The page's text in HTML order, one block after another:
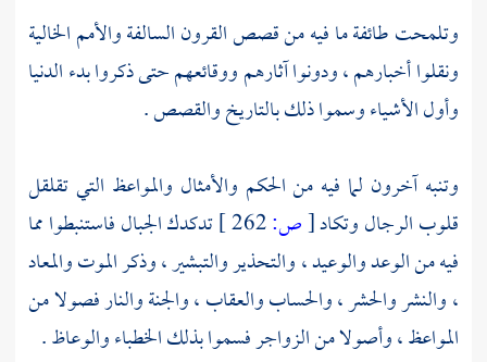
وتلمحت طائفة ما فيه من قصص القرون السالفة والأمم الخالية
ونقلوا أخبارهم ، ودونوا آثارهم ووقائعهم حتى ذكروا بدء الدنيا
وأول الأشياء وسموا ذلك بالتاريخ والقصص .
وتنبه آخرون لما فيه من الحكم والأمثال والمواعظ التي تقلقل
قلوب الرجال وتكاد[ص:
تدكدك الجبال فاستنبطوا مما
فيه من الوعد والوعيد ، والتحذير والتبشير ، وذكر الموت والمعاد
، والنشر والحشر ، والحساب والعقاب ، والجنة والنار فصولا من
المواعظ ، وأصولا من الزواجر فسموا بذلك الخطباء والوعاظ .